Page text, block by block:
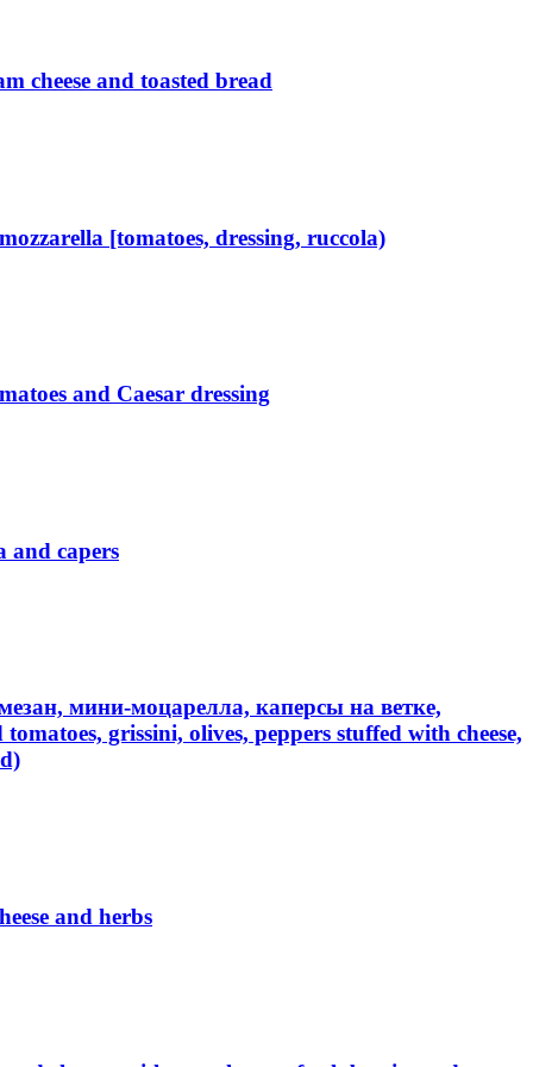
cheese and toasted bread
[tomatoes, dressing, ruccola)
and Caesar dressing
and capers
мини-моцарелла, каперсы на ветке,
grissini, olives, peppers stuffed with cheese,
and herbs